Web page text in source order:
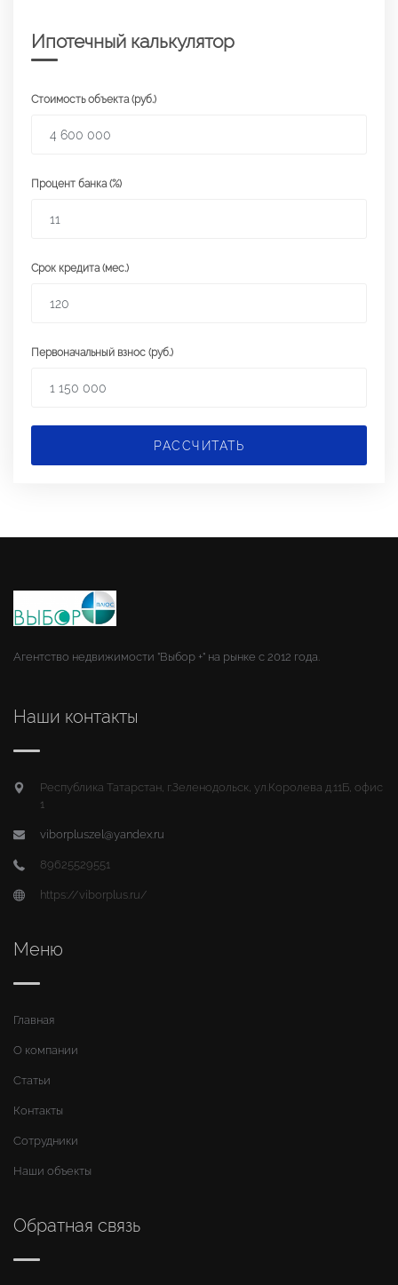
Ипотечный калькулятор
Стоимость объекта (руб.)
Процент банка (%)
Срок кредита (мес.)
Первоначальный взнос (руб.)
РАССЧИТАТЬ
Агентство недвижимости "Выбор +" на рынке с 2012 года.
Наши контакты
Республика Татарстан, г.Зеленодольск, ул.Королева д.11Б, офис
1
viborpluszel@yandex.ru
89625529551
https://viborplus.ru/
Меню
Главная
О компании
Статьи
Контакты
Сотрудники
Наши объекты
Обратная связь